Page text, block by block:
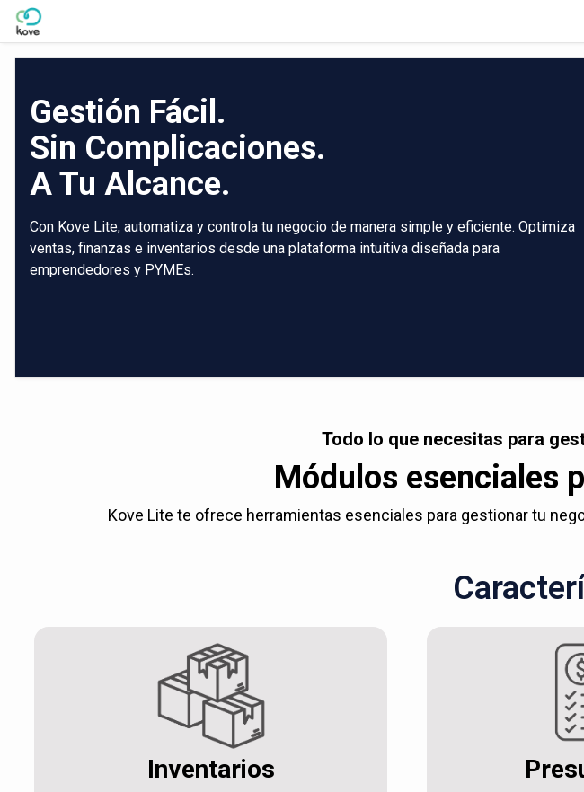
Skip to Main Content
Gestión Fácil.
Sin Complicaciones.
A Tu Alcance.
Con Kove Lite, automatiza y controla tu negocio de manera simple y eficiente. Optimiza
ventas, finanzas e inventarios desde una plataforma intuitiva diseñada para
emprendedores y PYMEs.
Todo lo que necesitas para
Módulos esenciales
Kove Lite te ofrece herramientas esenciales para gestionar tu
Inventarios